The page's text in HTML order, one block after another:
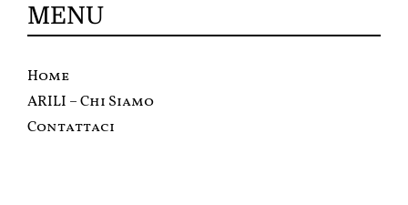
MENU
Home
ARILI – Chi Siamo
Contattaci